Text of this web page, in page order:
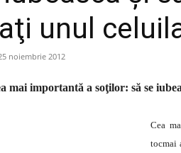
unul
noiembrie 2012
mai importantă a soţilor: să se
Cea
tocmai